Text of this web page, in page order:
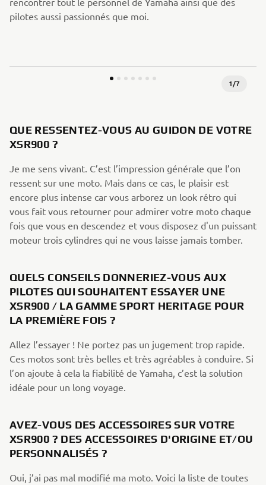
pilotes aussi passionnés que moi.
1/7
QUE RESSENTEZ-VOUS AU GUIDON DE VOTRE
XSR900 ?
Je me sens vivant. C’est l’impression générale que l’on
ressent sur une moto. Mais dans ce cas, le plaisir est
encore plus intense car vous arborez un look rétro qui
vous fait vous retourner pour admirer votre moto chaque
fois que vous en descendez et vous disposez d'un puissant
moteur trois cylindres qui ne vous laisse jamais tomber.
QUELS CONSEILS DONNERIEZ-VOUS AUX
PILOTES QUI SOUHAITENT ESSAYER UNE
XSR900 / LA GAMME SPORT HERITAGE POUR
LA PREMIÈRE FOIS ?
Allez l’essayer ! Ne portez pas un jugement trop rapide.
Ces motos sont très belles et très agréables à conduire. Si
l’on ajoute à cela la fiabilité de Yamaha, c’est la solution
idéale pour un long voyage.
AVEZ-VOUS DES ACCESSOIRES SUR VOTRE
XSR900 ? DES ACCESSOIRES D'ORIGINE ET/OU
PERSONNALISÉS ?
Oui, j’ai pas mal modifié ma moto. Voici la liste de toutes